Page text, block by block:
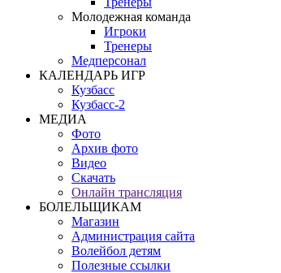
Молодежная команда
Игроки
Тренеры
Медперсонал
КАЛЕНДАРЬ ИГР
Кузбасс
Кузбасс-2
МЕДИА
Фото
Архив фото
Видео
Скачать
Онлайн трансляция
БОЛЕЛЬЩИКАМ
Магазин
Администрация сайта
Волейбол детям
Полезные ссылки